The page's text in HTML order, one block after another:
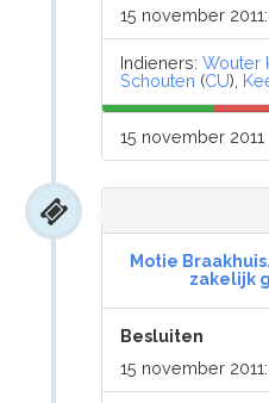
15 november
Indieners:Wouter
Schouten (CU),
15 november 2011
Motie
zakelijk
Besluiten
15 november